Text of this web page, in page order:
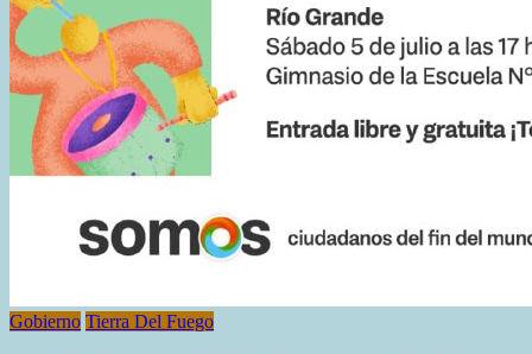
Gobierno Tierra Del Fuego